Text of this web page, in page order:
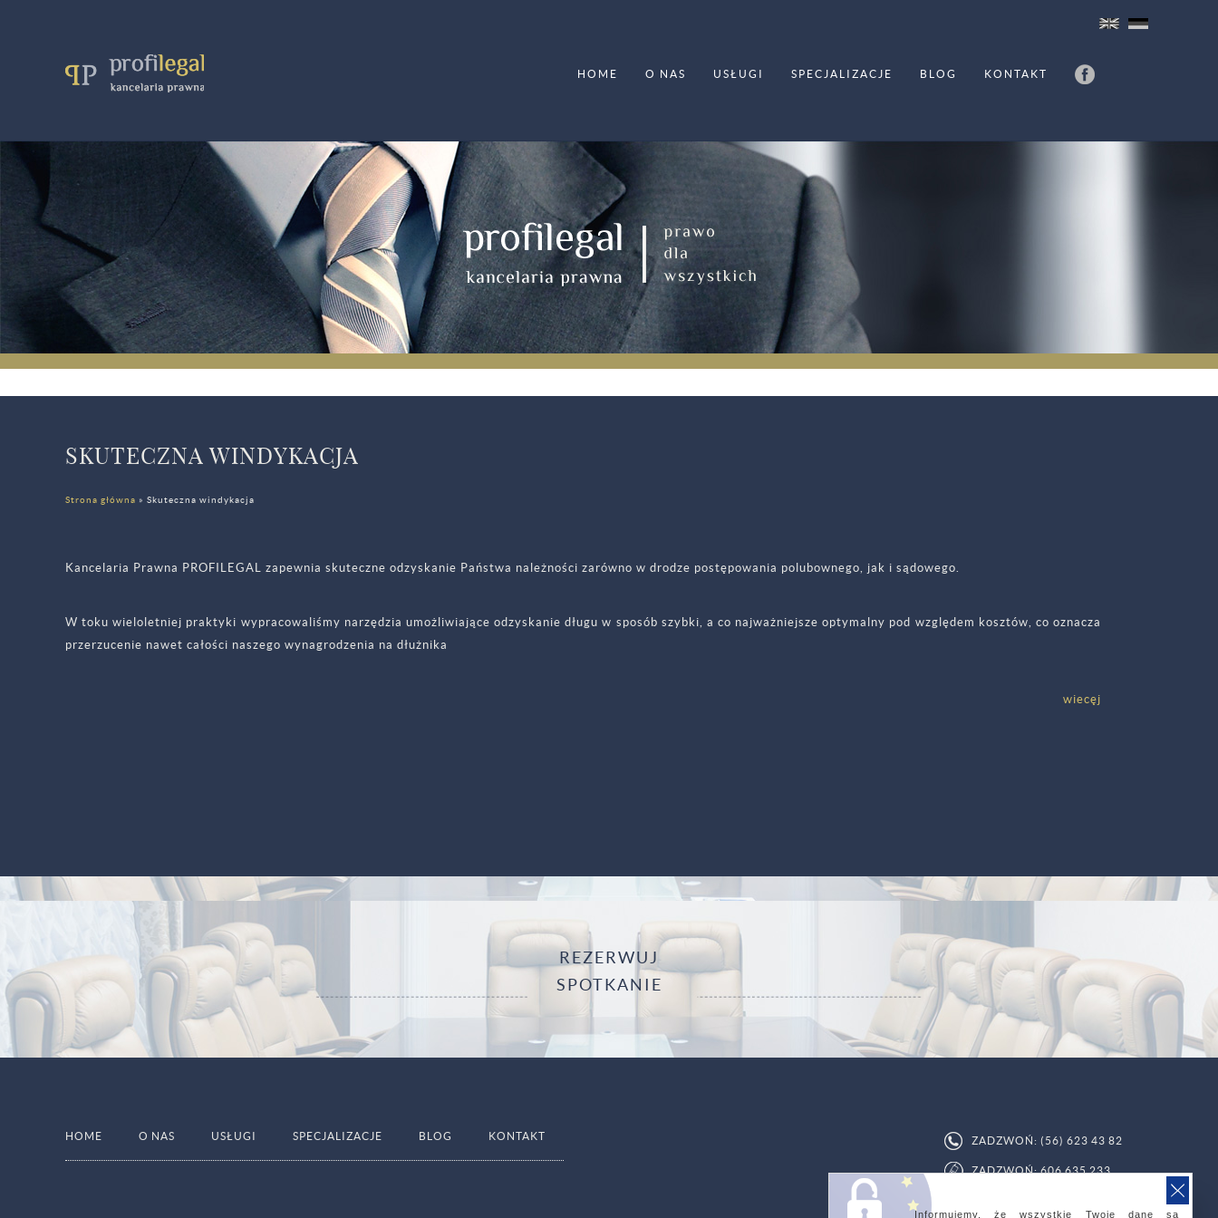
HOME O NAS USŁUGI SPECJALIZACJE BLOG KONTAKT
SKUTECZNA WINDYKACJA
Strona główna » Skuteczna windykacja
Kancelaria Prawna PROFILEGAL zapewnia skuteczne odzyskanie Państwa należności zarówno w drodze postępowania polubownego, jak i sądowego.
W toku wieloletniej praktyki wypracowaliśmy narzędzia umożliwiające odzyskanie długu w sposób szybki, a co najważniejsze optymalny pod względem kosztów, co oznacza
przerzucenie nawet całości naszego wynagrodzenia na dłużnika
wiecęj
REZERWUJ
SPOTKANIE
HOME O NAS USŁUGI SPECJALIZACJE BLOG KONTAKT ZADZWOŃ: (56) 623 43 82
ZADZWOŃ: 606 635 233
Informujemy, że wszystkie Twoje dane są